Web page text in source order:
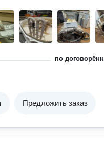
по
Предложить заказ